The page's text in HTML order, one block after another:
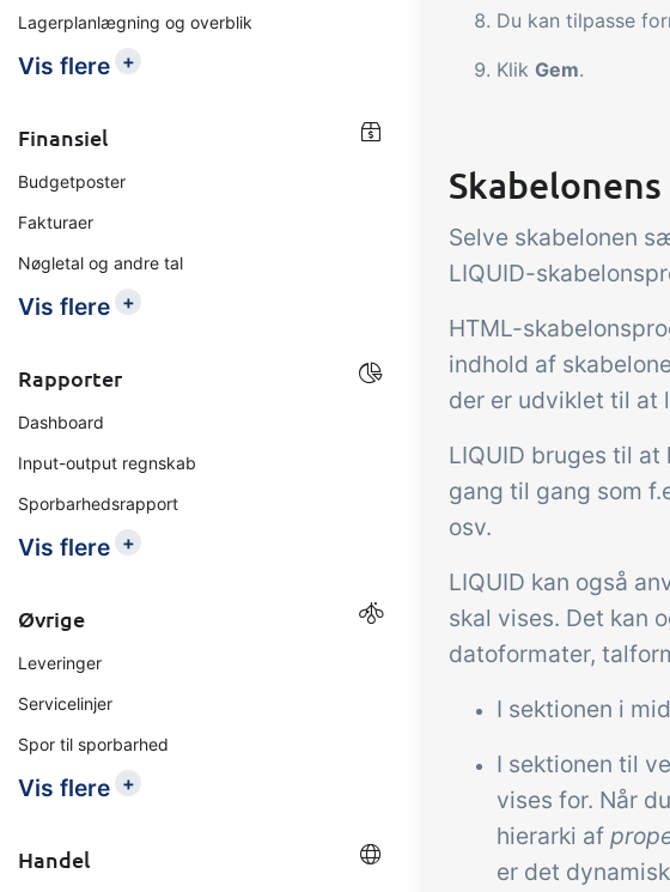
Lagerplanlægning og overblik
Vis flere +
Finansiel
Budgetposter
Fakturaer
Nøgletal og andre tal
Vis flere +
Rapporter
Dashboard
Input-output regnskab
Sporbarhedsrapport
Vis flere +
Øvrige
Leveringer
Servicelinjer
Spor til sporbarhed
Vis flere +
Handel
Du kan tilpasse
Klik Gem.
Selve skabelonen
LIQUID-
HTML-
indhold af
der er udviklet til at
LIQUID bruges til
gang til gang som
osv.
LIQUID kan også
skal vises. Det kan
datoformater,
I sektionen i
I sektionen til
vises for. Når
hierarki af
er det